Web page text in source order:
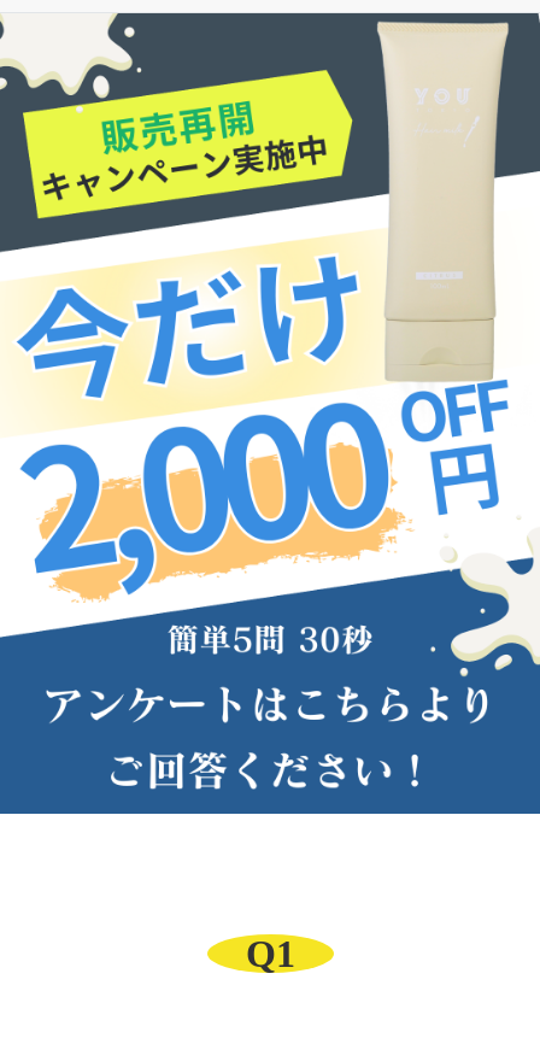
Q1